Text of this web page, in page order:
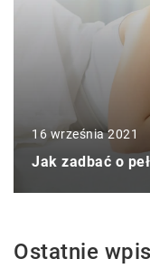
16 września 2021
Jak zadbać o
Ostatnie